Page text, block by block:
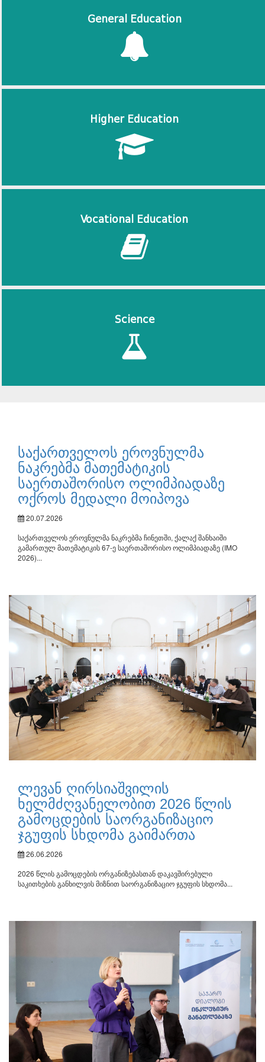
General Education
Higher Education
Vocational Education
Science
საქართველოს ეროვნულმა
ნაკრებმა მათემატიკის
საერთაშორისო ოლიმპიადაზე
ოქროს მედალი მოიპოვა
20.07.2026
საქართველოს ეროვნულმა ნაკრებმა ჩინეთში, ქალაქ შანხაიში
გამართულ მათემატიკის 67-ე საერთაშორისო ოლიმპიადაზე (IMO
2026)...
ლევან ღირსიაშვილის
ხელმძღვანელობით 2026 წლის
გამოცდების საორგანიზაციო
ჯგუფის სხდომა გაიმართა
26.06.2026
2026 წლის გამოცდების ორგანიზებასთან დაკავშირებული
საკითხების განხილვის მიზნით საორგანიზაციო ჯგუფის სხდომა...